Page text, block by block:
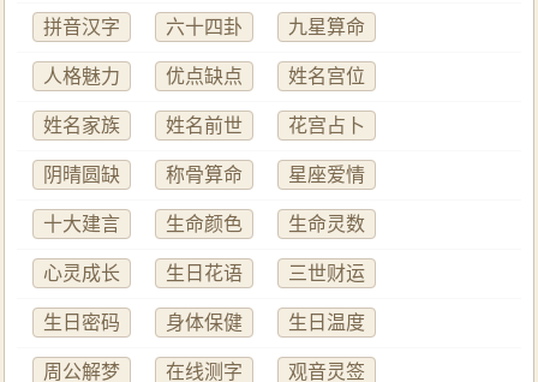
拼音汉字 六十四卦 九星算命
人格魅力 优点缺点 姓名宫位
姓名家族 姓名前世 花宫占卜
阴晴圆缺 称骨算命 星座爱情
十大建言 生命颜色 生命灵数
心灵成长 生日花语 三世财运
生日密码 身体保健 生日温度
周公解梦 在线测字 观音灵签